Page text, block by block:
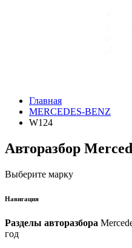
Главная
MERCEDES-BENZ
W124
Авторазбор
Выберите марку
Навигация
Разделы авторазбора
год